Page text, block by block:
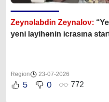
Zeynəlabdin Zeynalov:
yeni layihənin icrasına
Region 23-07-2026
5 0 772